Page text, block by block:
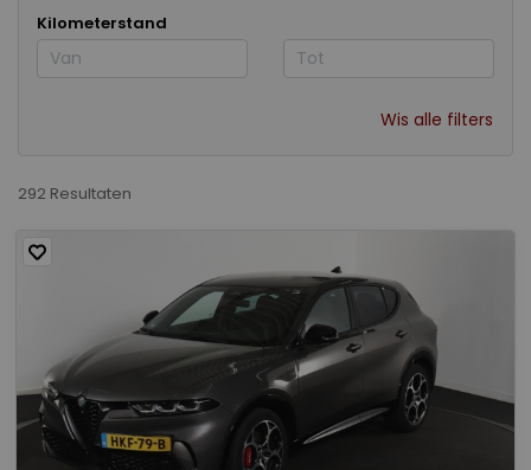
Kilometerstand
Wis alle filters
292 Resultaten